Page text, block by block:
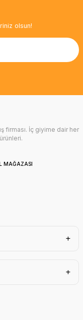
olsun!
firması. İç giyime dair her
MAĞAZASI